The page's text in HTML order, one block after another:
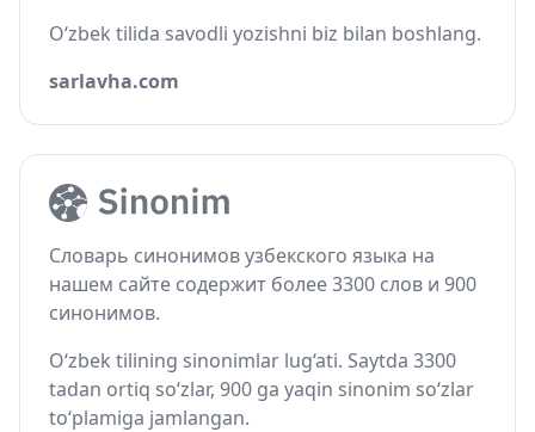
O‘zbek tilida savodli yozishni biz bilan boshlang.
sarlavha.com
Словарь синонимов узбекского языка на
нашем сайте содержит более 3300 слов и 900
синонимов.
O‘zbek tilining sinonimlar lug‘ati. Saytda 3300
tadan ortiq so‘zlar, 900 ga yaqin sinonim so‘zlar
to‘plamiga jamlangan.